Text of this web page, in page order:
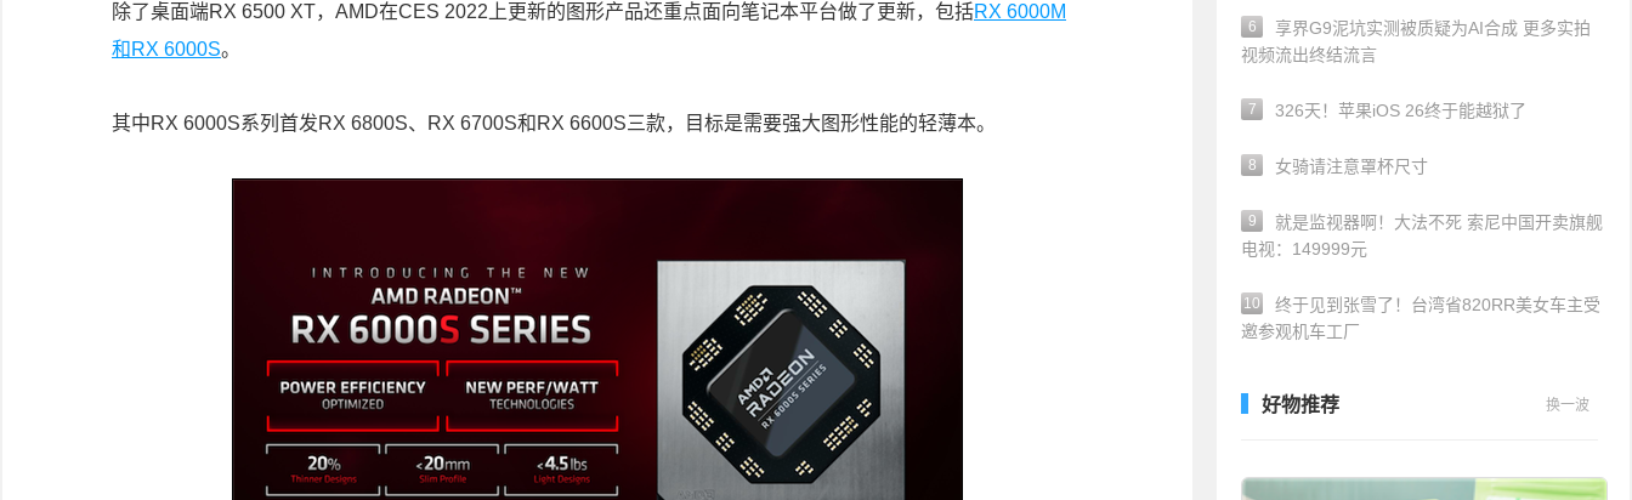
除了桌面端RX 6500 XT，AMD在CES 2022上更新的图形产品还重点面向笔记本平台做了更新，包括RX 6000M
和RX 6000S。
其中RX 6000S系列首发RX 6800S、RX 6700S和RX 6600S三款，目标是需要强大图形性能的轻薄本。
6
享界G9泥坑实测被质疑为AI合成 更多实拍
视频流出终结流言
7 326天！苹果iOS 26终于能越狱了
8 女骑请注意罩杯尺寸
9
就是监视器啊！大法不死 索尼中国开卖旗舰
电视：149999元
10
终于见到张雪了！台湾省820RR美女车主受
邀参观机车工厂
好物推荐 换一波